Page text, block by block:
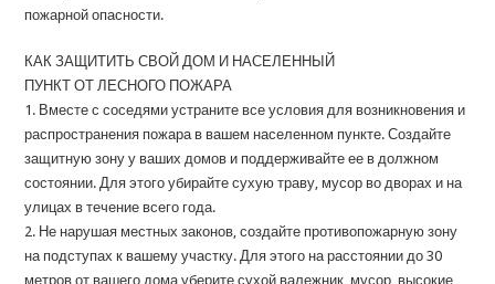
пожарной опасности.
КАК ЗАЩИТИТЬ СВОЙ ДОМ И НАСЕЛЕННЫЙ
ПУНКТ ОТ ЛЕСНОГО ПОЖАРА
1. Вместе с соседями устраните все условия для возникновения и
распространения пожара в вашем населенном пункте. Создайте
защитную зону у ваших домов и поддерживайте ее в должном
состоянии. Для этого убирайте сухую траву, мусор во дворах и на
улицах в течение всего года.
2. Не нарушая местных законов, создайте противопожарную зону
на подступах к вашему участку. Для этого на расстоянии до 30
метров от вашего дома уберите сухой валежник, мусор, высокие